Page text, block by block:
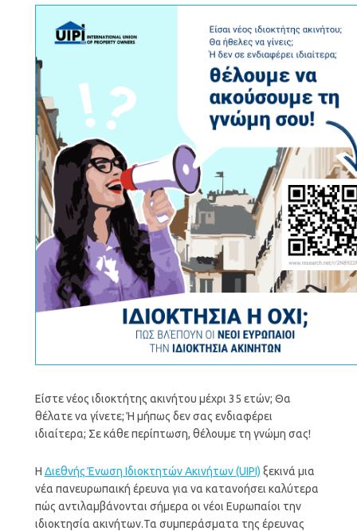
Είστε νέος ιδιοκτήτης ακινήτου μέχρι 35 ετών; Θα
θέλατε να γίνετε; Ή μήπως δεν σας ενδιαφέρει
ιδιαίτερα; Σε κάθε περίπτωση, θέλουμε τη γνώμη σας!
Η Διεθνής Ένωση Ιδιοκτητών Ακινήτων (UIPI) ξεκινά μια
νέα πανευρωπαική έρευνα για να κατανοήσει καλύτερα
πώς αντιλαμβάνονται σήμερα οι νέοι Ευρωπαίοι την
ιδιοκτησία ακινήτων.Τα συμπεράσματα της έρευνας